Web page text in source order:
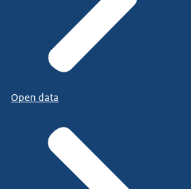
Open data